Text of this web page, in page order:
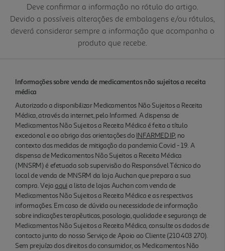
Deve confirmar a informação no rótulo do artigo.
Devido a possíveis alterações de embalagens e/ou rótulos,
deverá considerar sempre a informação que acompanha o
produto que recebe.
Informações sobre venda de medicamentos não sujeitos a receita
médica
Autorizado a disponibilizar Medicamentos Não Sujeitos a Receita
Médica, através da internet, pelo Infarmed. A dispensa de
Medicamentos Não Sujeitos a Receita Médica é feita a título
excecional e ao abrigo das orientações do INFARMED IP, no
contexto das medidas de mitigação da pandemia Covid - 19. A
dispensa de Medicamentos Não Sujeitos a Receita Médica
(MNSRM) é efetuada sob supervisão do Responsável Técnico do
local de venda de MNSRM da loja Auchan que prepara a sua
compra. Vejaaquia lista de lojas Auchan com venda de
Medicamentos Não Sujeitos a Receita Médica e as respectivas
informações. Em caso de dúvida ou necessidade de informação
sobre indicações terapêuticas, posologia, qualidade e segurança de
Medicamentos Não Sujeitos a Receita Médica, consulte os dados de
contacto junto do nosso Serviço de Apoio ao Cliente (210 403 270).
Sem prejuízo dos direitos do consumidor, os Medicamentos Não